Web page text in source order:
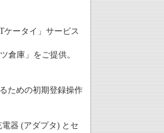
ケータイ」サービス
倉庫」をご提供。
ための初期登録操作
器 (アダプタ) とセ